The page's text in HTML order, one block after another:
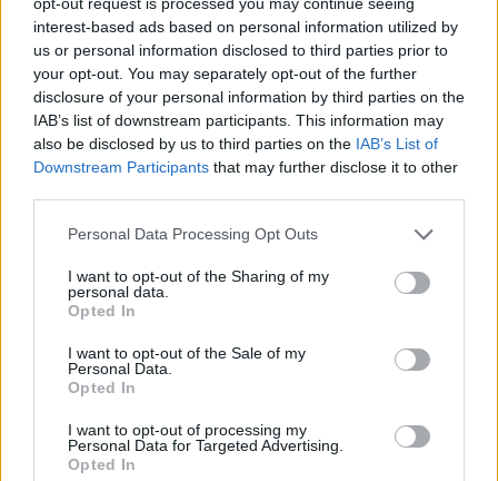
interest-based ads based on personal information utilized by
us or personal information disclosed to third parties prior to
your opt-out. You may separately opt-out of the further
disclosure of your personal information by third parties on the
IAB’s list of downstream participants. This information may
also be disclosed by us to third parties on the IAB’s List of
Downstream Participants that may further disclose it to other
Personal Data Processing Opt Outs
I want to opt-out of the Sharing of my
personal data.
Opted In
I want to opt-out of the Sale of my
Personal Data.
Opted In
I want to opt-out of processing my
Personal Data for Targeted Advertising.
Opted In
11:03
Φωτιά στο Ρέθυμνο: Ξεκινούν οι αιτήσεις για
αποζημιώσεις στους πυρόπληκτους - Τα ποσά και τα
δικαιολογητικά
10:59
Σπυριδάκη: "Τουρισμός για Όλους" από τον Αύγουστο
10:58
την αργία
Πότε πληρώνονται οι συντάξεις Σεπτεμβρίου
Ηράκλειο: Οι παραστάσεις στα Κηποθέατρα τη Τρίτη 11/8
Συναγερμός της Τροχαίας για τους «ραλίστες» οδηγούς